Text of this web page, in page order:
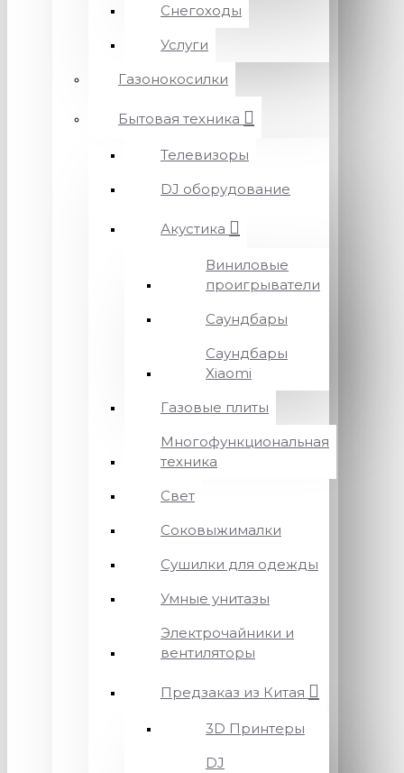
Снегоходы
Услуги
Газонокосилки
Бытовая техника
Телевизоры
DJ оборудование
Акустика
Виниловые
проигрыватели
Саундбары
Саундбары
Xiaomi
Газовые плиты
Многофункциональная
техника
Свет
Соковыжималки
Сушилки для одежды
Умные унитазы
Электрочайники и
вентиляторы
Предзаказ из Китая
3D Принтеры
DJ